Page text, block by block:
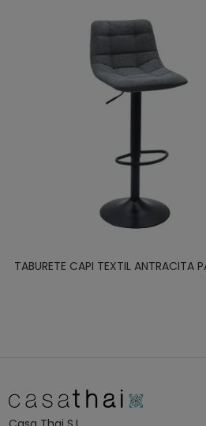
TABURETE CAPI TEXTIL ANTRACITA